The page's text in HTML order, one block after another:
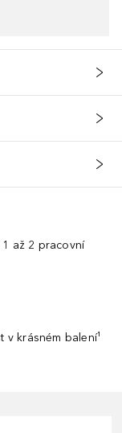
až 2 pracovní
krásném balení¹